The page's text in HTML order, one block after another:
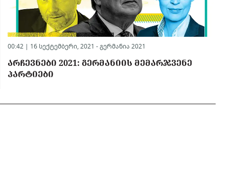
00:42 | 16 სექტემბერი, 2021 -გერმანია 2021
ᲐᲠᲩᲔᲕᲜᲔᲑᲘ 2021: ᲒᲔᲠᲛᲐᲜᲘᲘᲡ ᲛᲔᲛᲐᲠᲯᲕᲔᲜᲔ
ᲞᲐᲠᲢᲘᲔᲑᲘ